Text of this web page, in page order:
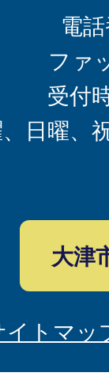
電話
ファ
受付
、日曜
大津
イトマッ